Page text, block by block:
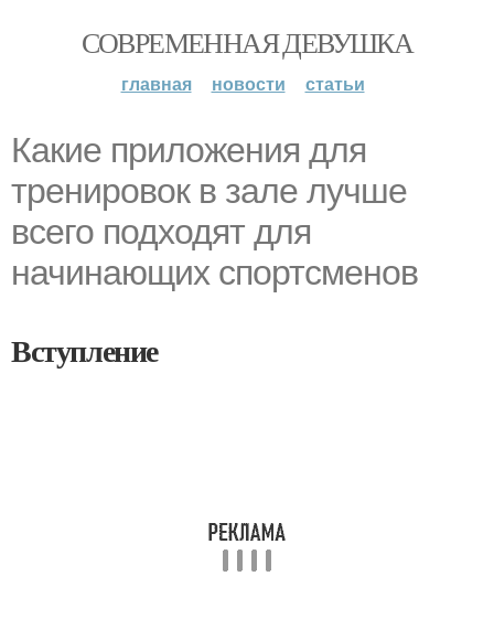
СОВРЕМЕННАЯ ДЕВУШКА
главная новости статьи
Какие приложения для
тренировок в зале лучше
всего подходят для
начинающих спортсменов
Вступление